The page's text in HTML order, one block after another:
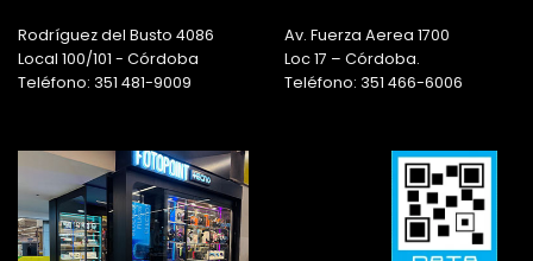
Rodríguez del Busto 4086
Local 100/101 - Córdoba
Teléfono: 351 481-9009
Av. Fuerza Aerea 1700
Loc 17 – Córdoba.
Teléfono: 351 466-6006